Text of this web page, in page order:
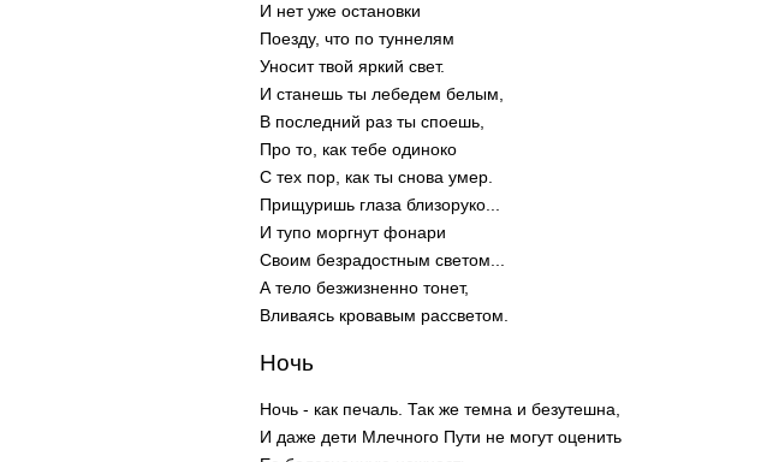
И нет уже остановки
Поезду, что по туннелям
Уносит твой яркий свет.
И станешь ты лебедем белым,
В последний раз ты споешь,
Про то, как тебе одиноко
С тех пор, как ты снова умер.
Прищуришь глаза близоруко...
И тупо моргнут фонари
Своим безрадостным светом...
А тело безжизненно тонет,
Вливаясь кровавым рассветом.
Ночь
Ночь - как печаль. Так же темна и безутешна,
И даже дети Млечного Пути не могут оценить